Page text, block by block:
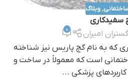
,وبلاگ
سفیدکاری
امیران
0
که به نام گچ پاريس نيز شناخته
است که معمولاً در ساخت و
پزشکي ...